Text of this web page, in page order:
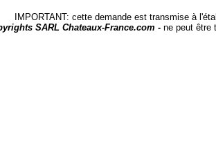
IMPORTANT: cette demande est transmise à
SARL Chateaux-France.com - ne peut être